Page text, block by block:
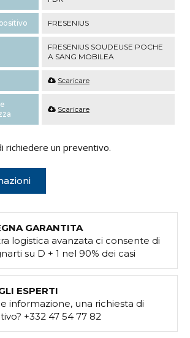
FRESENIUS
FRESENIUS SOUDEUSE POCHE
A SANG MOBILEA
Scaricare
Scaricare
richiedere un preventivo.
GARANTITA
logistica avanzata ci consente di
su D + 1 nel 90% dei casi
ESPERTI
informazione, una richiesta di
+332 47 54 77 82